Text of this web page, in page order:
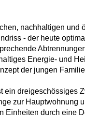
nachhaltigen und
- der heute
Energie- und
der jungen
ein dreigeschössiges
zur Hauptwohnung
Einheiten durch eine